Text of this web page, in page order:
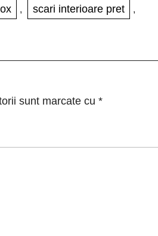
, scari interioare pret ,
sunt marcate cu *